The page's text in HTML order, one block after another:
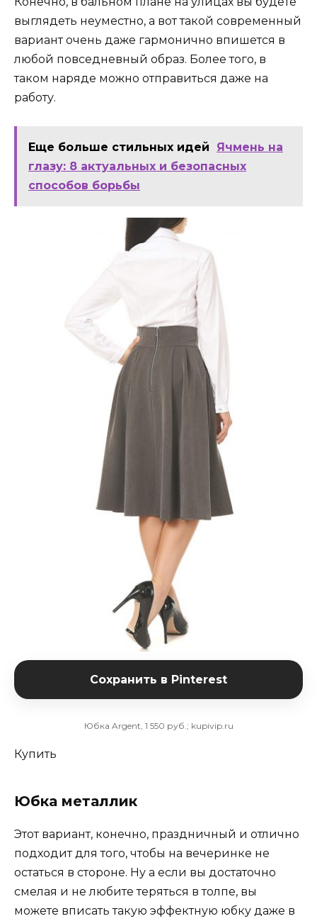
выглядеть неуместно, а вот такой современный
вариант очень даже гармонично впишется в
любой повседневный образ. Более того, в
таком наряде можно отправиться даже на
работу.
Еще больше стильных идей
Ячмень на
глазу: 8 актуальных и безопасных
способов борьбы
Сохранить в Pinterest
Юбка Argent, 1 550 руб.; kupivip.ru
Купить
Юбка металлик
Этот вариант, конечно, праздничный и отлично
подходит для того, чтобы на вечеринке не
остаться в стороне. Ну а если вы достаточно
смелая и не любите теряться в толпе, вы
можете вписать такую эффектную юбку даже в